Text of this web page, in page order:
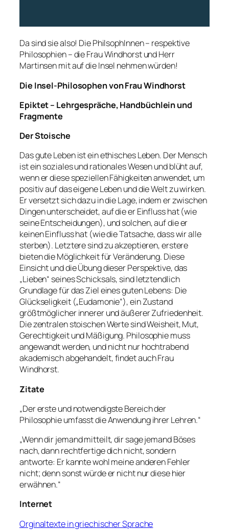
Da sind sie also! Die PhilsophInnen – respektive
Philosophien – die Frau Windhorst und Herr
Martinsen mit auf die Insel nehmen würden!
Die Insel-Philosophen von Frau Windhorst
Epiktet – Lehrgespräche, Handbüchlein und
Fragmente
Der Stoische
Das gute Leben ist ein ethisches Leben. Der Mensch
ist ein soziales und rationales Wesen und blüht auf,
wenn er diese speziellen Fähigkeiten anwendet, um
positiv auf das eigene Leben und die Welt zu wirken.
Er versetzt sich dazu in die Lage, indem er zwischen
Dingen unterscheidet, auf die er Einfluss hat (wie
seine Entscheidungen), und solchen, auf die er
keinen Einfluss hat (wie die Tatsache, dass wir alle
sterben). Letztere sind zu akzeptieren, erstere
bieten die Möglichkeit für Veränderung. Diese
Einsicht und die Übung dieser Perspektive, das
„Lieben“ seines Schicksals, sind letztendlich
Grundlage für das Ziel eines guten Lebens: Die
Glückseligkeit („Eudamonie“), ein Zustand
größtmöglicher innerer und äußerer Zufriedenheit.
Die zentralen stoischen Werte sind Weisheit, Mut,
Gerechtigkeit und Mäßigung. Philosophie muss
angewandt werden, und nicht nur hochtrabend
akademisch abgehandelt, findet auch Frau
Windhorst.
Zitate
„Der erste und notwendigste Bereich der
Philosophie umfasst die Anwendung ihrer Lehren.“
„Wenn dir jemand mitteilt, dir sage jemand Böses
nach, dann rechtfertige dich nicht, sondern
antworte: Er kannte wohl meine anderen Fehler
nicht; denn sonst würde er nicht nur diese hier
erwähnen.“
Internet
Orginaltexte in griechischer Sprache